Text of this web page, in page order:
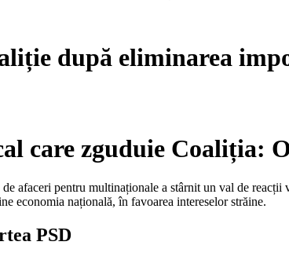
după eliminarea
care zguduie Coaliția:
afaceri pentru multinaționale a stârnit un val de
economia națională, în favoarea intereselor străine.
PSD